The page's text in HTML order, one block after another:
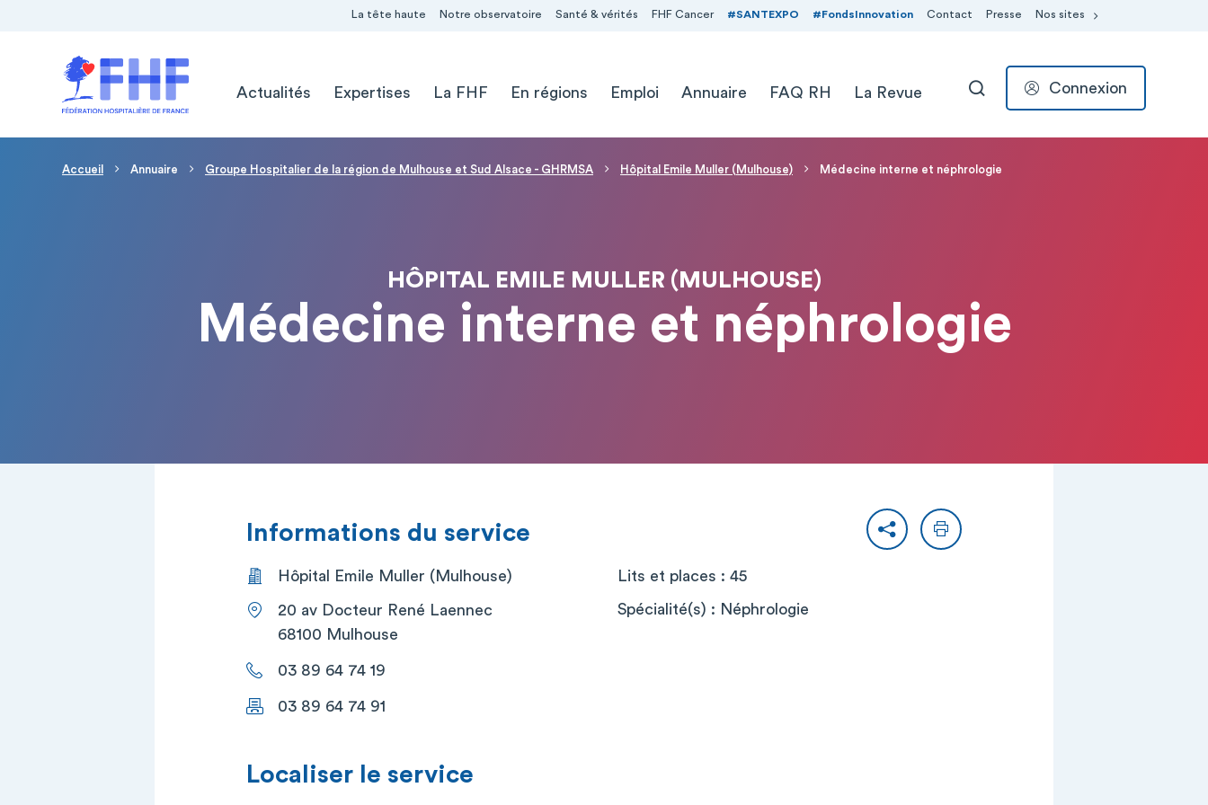
La tête haute Notre observatoire Santé & vérités FHF Cancer #SANTEXPO #FondsInnovation Contact Presse Nos sites
Actualités
Expertises La FHF En régions Emploi Annuaire FAQ RH La Revue RECHERCHER
Connexion
Fil d'Ariane
Accueil Annuaire Groupe Hospitalier de la région de Mulhouse et Sud Alsace - GHRMSA Hôpital Emile Muller (Mulhouse) Médecine interne et néphrologie
HÔPITAL EMILE MULLER (MULHOUSE)
Médecine interne et néphrologie
PartagerImprimer
Informations du service
Hôpital Emile Muller (Mulhouse)
20 av Docteur René Laennec
68100 Mulhouse
03 89 64 74 19
03 89 64 74 91
Lits et places : 45
Spécialité(s) : Néphrologie
Localiser le service